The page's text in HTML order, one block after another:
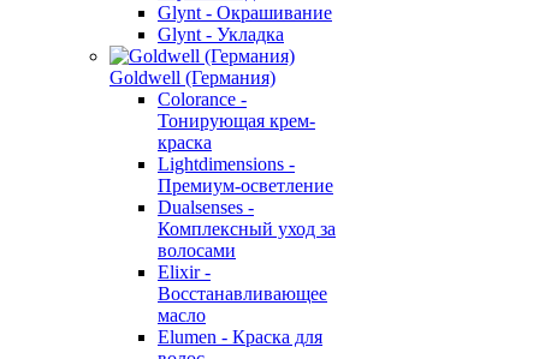
Glynt - Окрашивание
Glynt - Укладка
Goldwell (Германия)
Colorance -
Тонирующая крем-
краска
Lightdimensions -
Премиум-осветление
Dualsenses -
Комплексный уход за
волосами
Elixir -
Восстанавливающее
масло
Elumen - Краска для